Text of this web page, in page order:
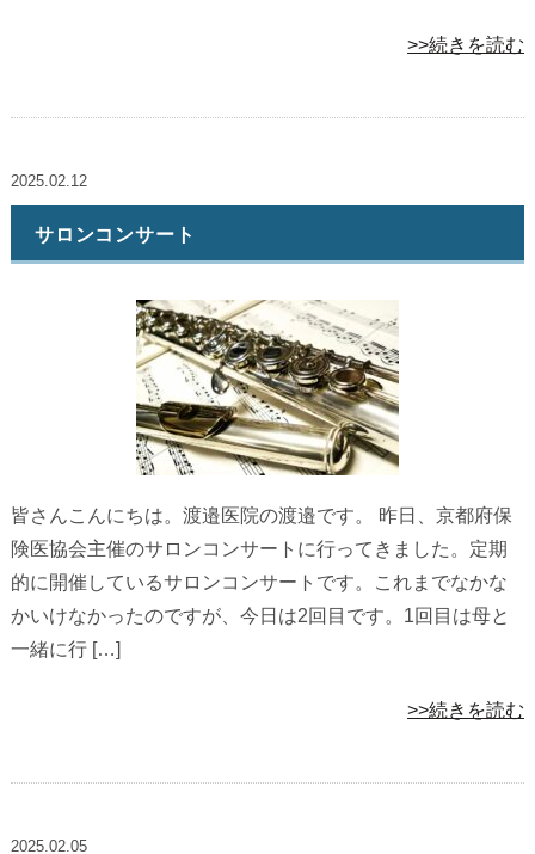
>>続きを読む
2025.02.12
サロンコンサート
皆さんこんにちは。渡邉医院の渡邉です。 昨日、京都府保
険医協会主催のサロンコンサートに行ってきました。定期
的に開催しているサロンコンサートです。これまでなかな
かいけなかったのですが、今日は2回目です。1回目は母と
一緒に行 […]
>>続きを読む
2025.02.05